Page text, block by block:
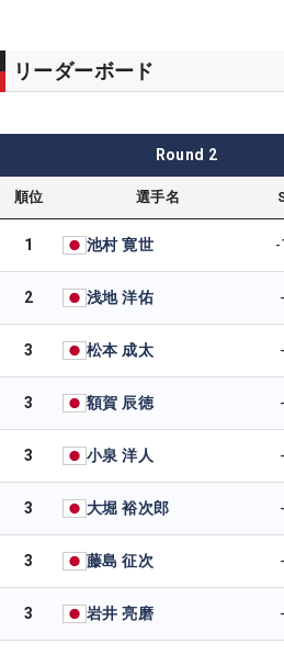
リーダーボード
Round 2
順位 選手名
1 池村 寛世 -
2 浅地 洋佑
3 松本 成太
3 額賀 辰徳
3 小泉 洋人
3 大堀 裕次郎
3 藤島 征次
3 岩井 亮磨